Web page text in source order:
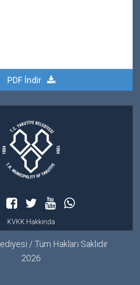
PDF İndir
KVKK Hakkında
/ Tüm Hakları Saklıdır
2026